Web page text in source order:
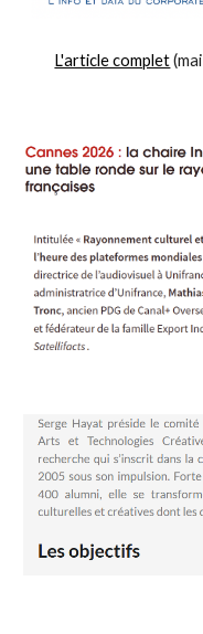
L'article complet (mai